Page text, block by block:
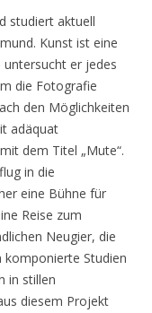
studiert aktuell
Kunst ist eine
er jedes
die Fotografie
den Möglichkeiten
adäquat
dem Titel „Mute“.
in die
eine Bühne für
Reise zum
Neugier, die
Studien
in stillen
diesem Projekt